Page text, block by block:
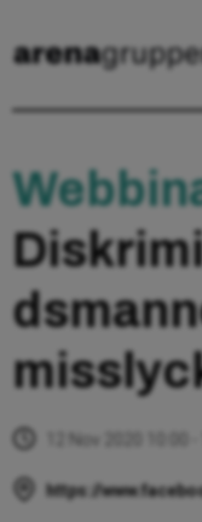
12 Nov 2020 10:00 -
https://